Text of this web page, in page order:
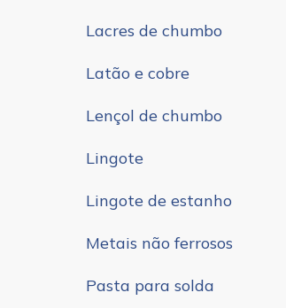
Lacres de chumbo
Latão e cobre
Lençol de chumbo
Lingote
Lingote de estanho
Metais não ferrosos
Pasta para solda